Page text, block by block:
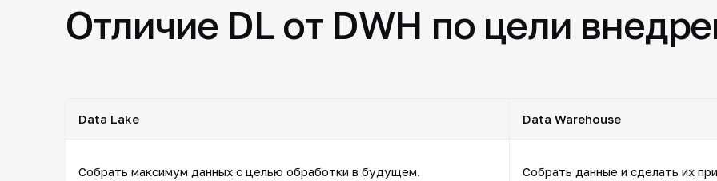
Отличие DL от DWH по цели
Data Lake Data Warehouse
Собрать максимум данных с целью обработки в будущем. Собрать данные и сделать их